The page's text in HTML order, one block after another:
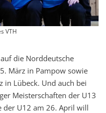
VTH
die Norddeutsche
März in Pampow sowie
in Lübeck. Und auch bei
Meisterschaften der U13
der U12 am 26. April will